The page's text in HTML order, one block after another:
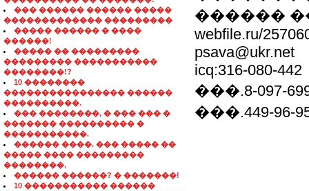
��� ������ ������ �����
������������� ���������
����� ������ � ����
������!
����� �� ���������
��������� �����������
��������!?
10 ��������
���������������� ������
����������.
��� ��������, � ��� ��� �
������� ���������� �
�����������.
������ ����. ��� ����� ��
����� ���� ���������
��������.
������ ������? � �������!
10 ����������� ������
������
webfile.ru/
psava@ukr.net
icq:316-080-442
���.8-097-
���.449-96-